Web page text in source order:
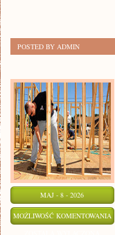
POSTED BY ADMIN
MAJ - 8 - 2026
MOŻLIWOŚĆ KOMENTOWANIA